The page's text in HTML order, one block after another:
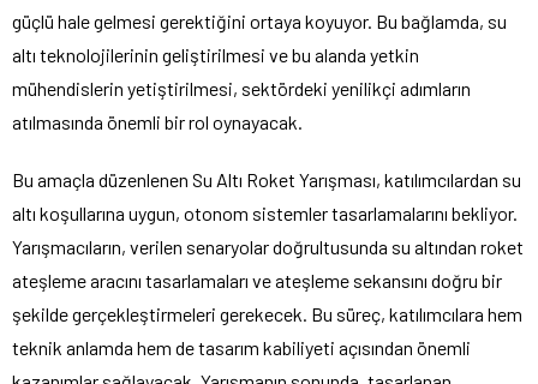
güçlü hale gelmesi gerektiğini ortaya koyuyor. Bu bağlamda, su
altı teknolojilerinin geliştirilmesi ve bu alanda yetkin
mühendislerin yetiştirilmesi, sektördeki yenilikçi adımların
atılmasında önemli bir rol oynayacak.
Bu amaçla düzenlenen Su Altı Roket Yarışması, katılımcılardan su
altı koşullarına uygun, otonom sistemler tasarlamalarını bekliyor.
Yarışmacıların, verilen senaryolar doğrultusunda su altından roket
ateşleme aracını tasarlamaları ve ateşleme sekansını doğru bir
şekilde gerçekleştirmeleri gerekecek. Bu süreç, katılımcılara hem
teknik anlamda hem de tasarım kabiliyeti açısından önemli